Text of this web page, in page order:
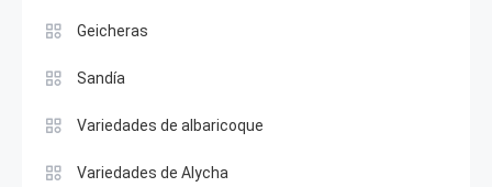
Geicheras
Sandía
Variedades de albaricoque
Variedades de Alycha